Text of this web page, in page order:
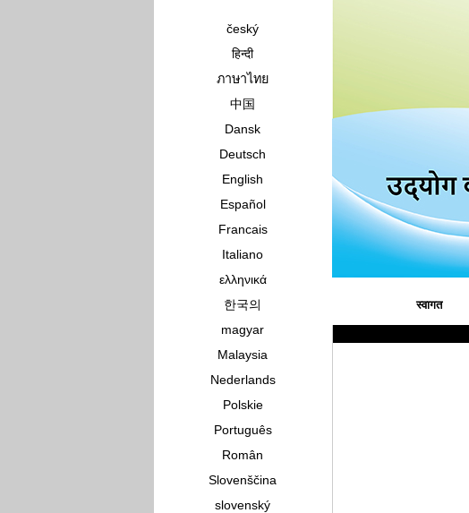
český
हिन्दी
ภาษาไทย
中国
Dansk
Deutsch
English
Español
Francais
Italiano
ελληνικά
한국의
magyar
Malaysia
Nederlands
Polskie
Português
Român
Slovenščina
slovenský
स्वागत